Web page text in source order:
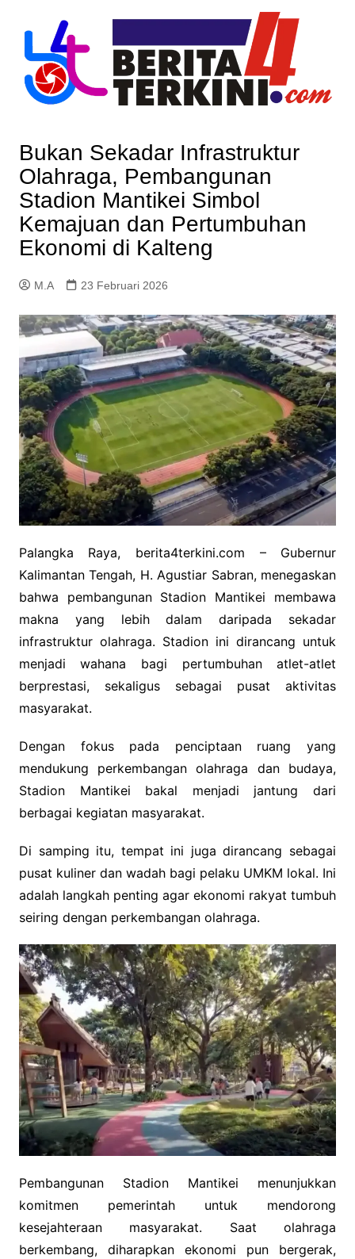
content
Bukan Sekadar Infrastruktur
Olahraga, Pembangunan
Stadion Mantikei Simbol
Kemajuan dan Pertumbuhan
Ekonomi di Kalteng
M.A 23 Februari 2026
Palangka Raya, berita4terkini.com – Gubernur
Kalimantan Tengah, H. Agustiar Sabran, menegaskan
bahwa pembangunan Stadion Mantikei membawa
makna yang lebih dalam daripada sekadar
infrastruktur olahraga. Stadion ini dirancang untuk
menjadi wahana bagi pertumbuhan atlet-atlet
berprestasi, sekaligus sebagai pusat aktivitas
masyarakat.
Dengan fokus pada penciptaan ruang yang
mendukung perkembangan olahraga dan budaya,
Stadion Mantikei bakal menjadi jantung dari
berbagai kegiatan masyarakat.
Di samping itu, tempat ini juga dirancang sebagai
pusat kuliner dan wadah bagi pelaku UMKM lokal. Ini
adalah langkah penting agar ekonomi rakyat tumbuh
seiring dengan perkembangan olahraga.
Pembangunan Stadion Mantikei menunjukkan
komitmen pemerintah untuk mendorong
kesejahteraan masyarakat. Saat olahraga
berkembang, diharapkan ekonomi pun bergerak,